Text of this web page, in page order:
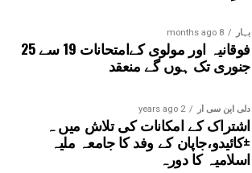
بہار 8 months ago
فوقانیہ اور مولوی کےامتحانات 19 سے 25
جنوری تک ہوں گے منعقد
دلی این سی آر 2 years ago
اشتراک کے امکانات کی تلاش میں ہ
±کائیدو،جاپان کے وفد کا جامعہ ملیہ
اسلامیہ کا دورہ